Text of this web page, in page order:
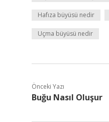
Hafıza büyüsü nedir
Uçma büyüsü nedir
Önceki Yazı
Buğu Nasıl Oluşur